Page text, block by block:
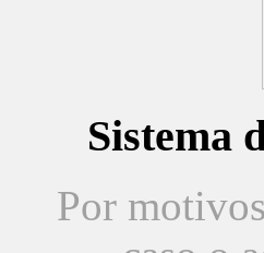
Sistema
Por